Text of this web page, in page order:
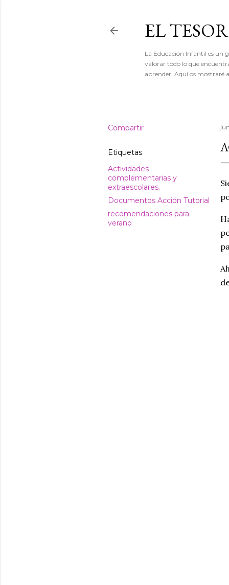
EL
La Educación Infantil es un
valorar todo lo que
aprender. Aquí os mostraré
Compartir
Etiquetas
Actividades
complementarias y
extraescolares.
Documentos Acción Tutorial
recomendaciones para
verano